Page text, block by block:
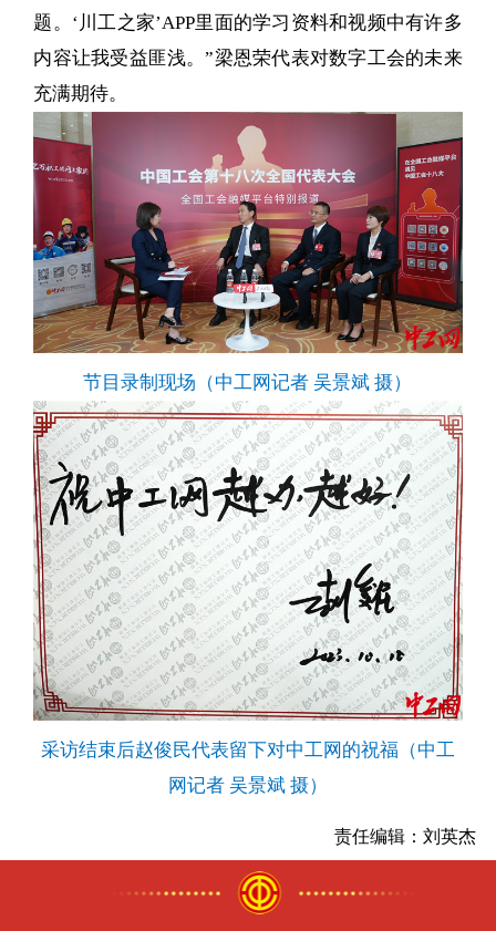
题。‘川工之家’APP里面的学习资料和视频中有许多
内容让我受益匪浅。”梁恩荣代表对数字工会的未来
充满期待。
节目录制现场（中工网记者 吴景斌 摄）
采访结束后赵俊民代表留下对中工网的祝福（中工
网记者 吴景斌 摄）
责任编辑：刘英杰